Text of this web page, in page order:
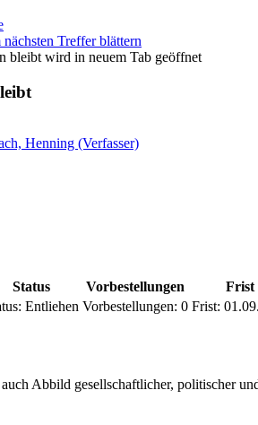
nächsten Treffer blättern
wird in neuem Tab geöffnet
Henning (Verfasser)
Status Vorbestellungen
Frist
Entliehen Vorbestellungen: 0 Frist:
Abbild gesellschaftlicher, politischer